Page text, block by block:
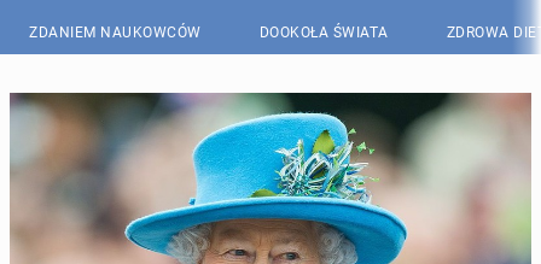
ZDANIEM NAUKOWCÓW DOOKOŁA ŚWIATA ZDROWA